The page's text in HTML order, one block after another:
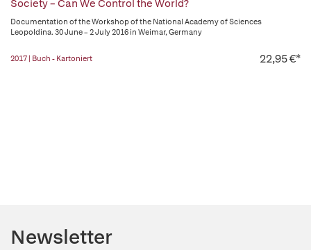
Society – Can We Control the World?
Documentation of the Workshop of the National Academy of Sciences
Leopoldina. 30 June – 2 July 2016 in Weimar, Germany
2017 | Buch - Kartoniert 22,95 €*
Newsletter